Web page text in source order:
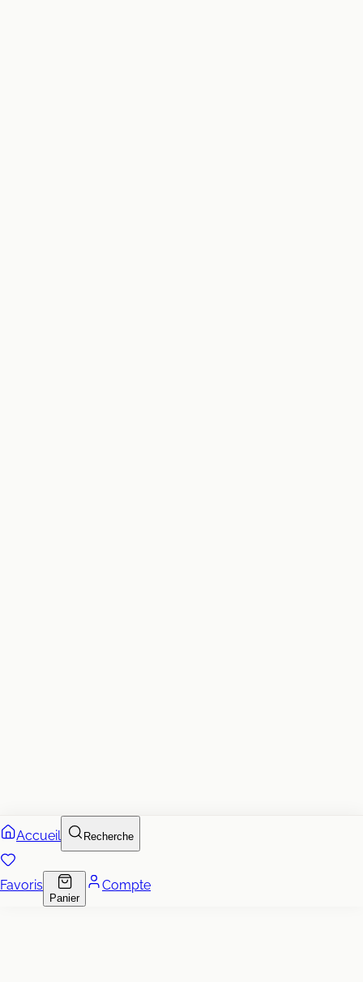
Accueil Recherche
Favoris
Panier
Compte